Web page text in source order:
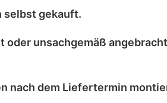
selbst gekauft.
oder unsachgemäß angebracht
nach dem Liefertermin